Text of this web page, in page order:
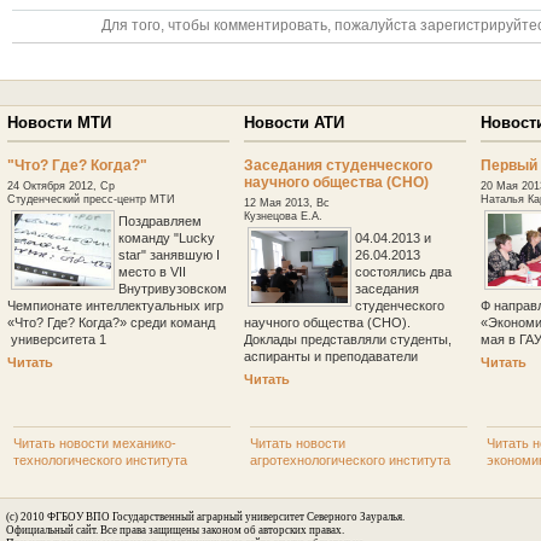
Для того, чтобы комментировать, пожалуйста
Новости МТИ
"Что? Где? Когда?"
24 Октября 2012, Ср
Студенческий пресс-центр МТИ
Поздравляем
команду "Lucky
star" занявшую I
место в VII
Внутривузовском
Чемпионате интеллектуальных игр
«Что? Где? Когда?» среди команд
университета 1
Читать
Новости АТИ
Заседания студенческого
научного общества (СНО)
12 Мая 2013, Вс
Кузнецова Е.А.
04.04.2013 и
26.04.2013
состоялись два
заседания
студенческого
научного общества (СНО).
Доклады представляли студенты,
аспиранты и преподаватели
Читать
Первый
20 Мая
Наталья
Ф
мая в ГАУ
Читать
Читать новости механико-
технологического института
Читать новости
агротехнологического института
Читать
(c) 2010 ФГБОУ ВПО Государственный аграрный университет Северного Зауралья.
Официальный сайт. Все права защищены законом об авторских правах.